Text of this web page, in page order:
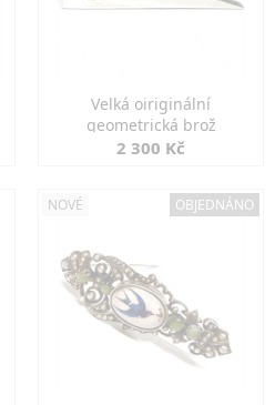
Velká oiriginální
geometrická brož
2 300 Kč
NOVÉ OBJEDNÁNO